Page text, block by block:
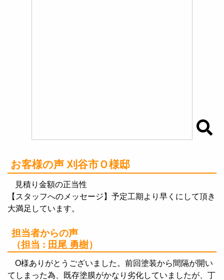
お客様の声 刈谷市Ｏ様邸
見積り金額の正当性
【スタッフへのメッセージ】予定工期より早くにして頂き
大満足しています。
担当者からの声
（担当 : 田尾 勇樹）
O様ありがとうございました。前回塗装から間隔が開い
てしまった為、既存塗膜がかなり劣化していましたが、丁